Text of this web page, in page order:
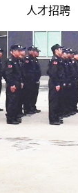
人才招聘
招聘岗位